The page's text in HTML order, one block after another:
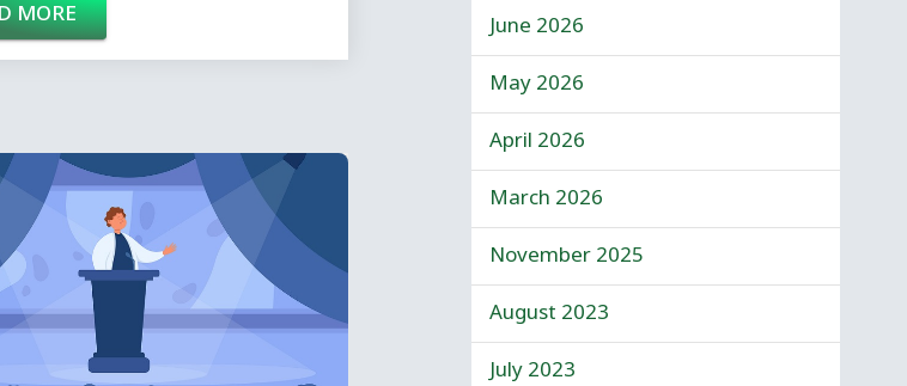
பிளேக் நோய் பரவுகிறது.
லண்டன் அசுத்தமான
கொன்று போட்டதும், நியூட்டனின்
எல்லாம்
தங்களுக்கு என்ன
பரவாயில்லை என்று,
நியூட்டனை மட்டுமாவது
நினைக்கிறார்கள். அவரை
[…]
MORE June 2026
May 2026
April 2026
March 2026
November 2025
August 2023
July 2023